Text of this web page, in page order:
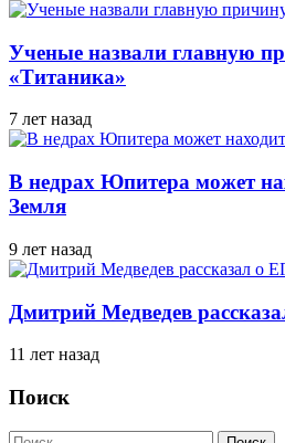
Ученые назвали главную
«Титаника»
7 лет назад
В недрах Юпитера может
Земля
9 лет назад
Дмитрий Медведев
11 лет назад
Поиск
Найти: